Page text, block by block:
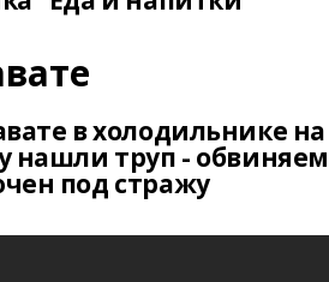
в холодильнике на
нашли труп -
под стражу